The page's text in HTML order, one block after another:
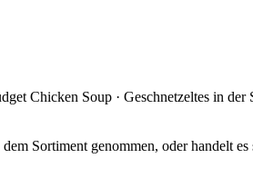
Chicken Soup · Geschnetzeltes in der
Sortiment genommen, oder handelt